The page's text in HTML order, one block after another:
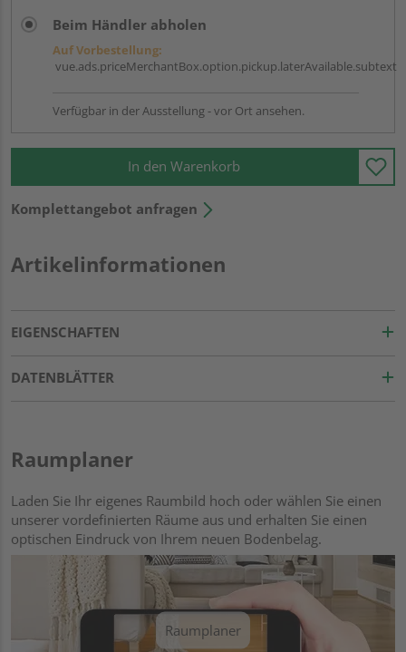
Beim Händler abholen
Auf Vorbestellung:
vue.ads.priceMerchantBox.option.pickup.laterAvailable.subtext
Verfügbar in der Ausstellung - vor Ort ansehen.
In den Warenkorb
Komplettangebot anfragen
Artikelinformationen
EIGENSCHAFTEN
DATENBLÄTTER
Raumplaner
Laden Sie Ihr eigenes Raumbild hoch oder wählen Sie einen
unserer vordefinierten Räume aus und erhalten Sie einen
optischen Eindruck von Ihrem neuen Bodenbelag.
Raumplaner